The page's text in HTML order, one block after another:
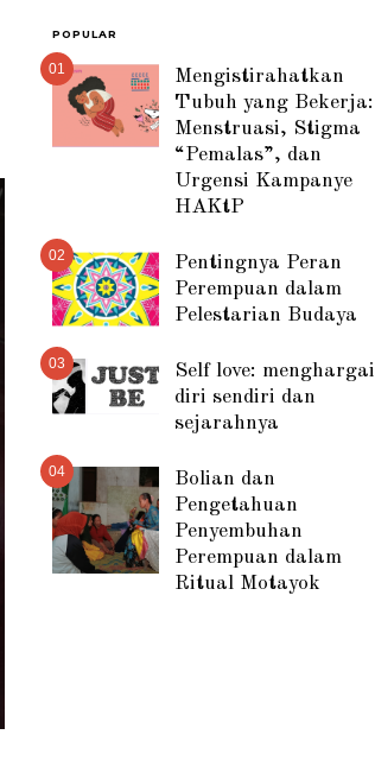
POPULAR
01
Mengistirahatkan
Tubuh yang Bekerja:
Menstruasi, Stigma
“Pemalas”, dan
Urgensi Kampanye
HAKtP
02
Pentingnya Peran
Perempuan dalam
Pelestarian Budaya
03
Self love: menghargai
diri sendiri dan
sejarahnya
04
Bolian dan
Pengetahuan
Penyembuhan
Perempuan dalam
Ritual Motayok